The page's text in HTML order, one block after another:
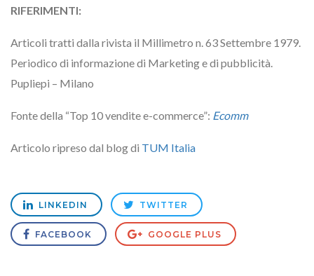
RIFERIMENTI:
Articoli tratti dalla rivista il Millimetro n. 63 Settembre 1979.
Periodico di informazione di Marketing e di pubblicità.
Pupliepi – Milano
Fonte della “Top 10 vendite e-commerce”: Ecomm
Articolo ripreso dal blog di TUM Italia
LINKEDIN TWITTER
FACEBOOK GOOGLE PLUS